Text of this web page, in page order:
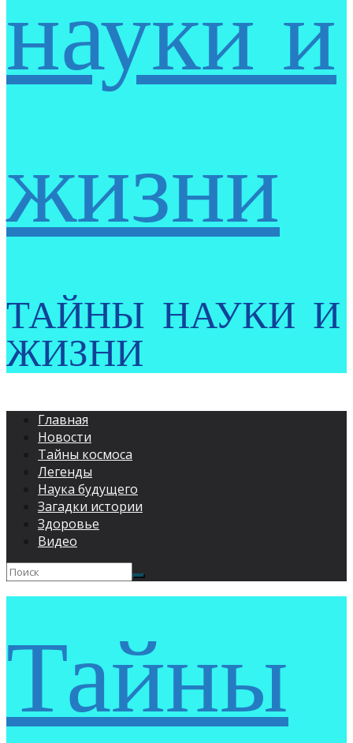
науки и
жизни
ТАЙНЫ НАУКИ И
ЖИЗНИ
Главная
Новости
Тайны космоса
Легенды
Наука будущего
Загадки истории
Здоровье
Видео
Тайны